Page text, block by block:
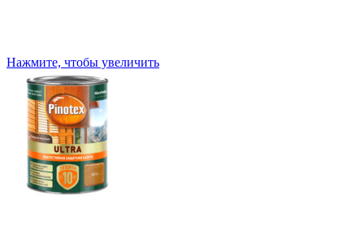
Нажмите, чтобы увеличить